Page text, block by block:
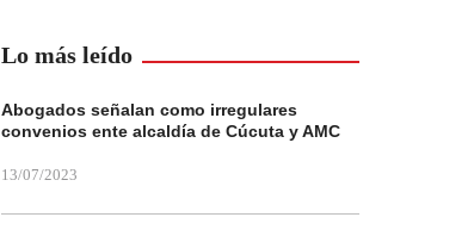
Lo más leído
Abogados señalan como irregulares
convenios ente alcaldía de Cúcuta y AMC
13/07/2023